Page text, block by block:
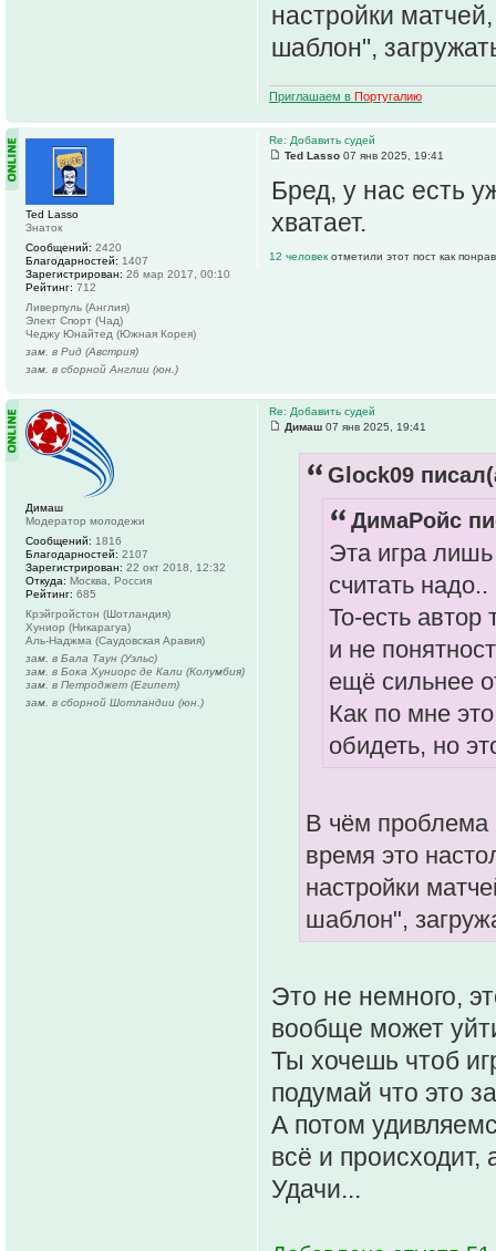
настройки
шаблон",
Приглашаем в Португалию
Re: Добавить судей
Ted Lasso 07 янв 2025, 19:41
Бред, у нас есть
хватает.
12 человек отметили этот пост как
Ted Lasso
Знаток
Сообщений: 2420
Благодарностей: 1407
Зарегистрирован: 26 мар 2017, 00:10
Рейтинг: 712
Ливерпуль (Англия)
Элект Спорт (Чад)
Чеджу Юнайтед (Южная Корея)
зам. в Рид (Австрия)
зам. в сборной Англии (юн.)
Re: Добавить судей
Димаш 07 янв 2025, 19:41
Glock09
ДимаРойс
Эта игра
считать надо..
То-есть
и не
ещё сильнее
Как по мне
обидеть, но
В чём проблема
время это
настройки
шаблон",
Это не немного,
вообще может
Ты хочешь чтоб
подумай что это
А потом
всё и происходит,
Удачи...
Димаш
Модератор молодежи
Сообщений: 1816
Благодарностей: 2107
Зарегистрирован: 22 окт 2018, 12:32
Откуда: Москва, Россия
Рейтинг: 685
Крэйгройстон (Шотландия)
Хуниор (Никарагуа)
Аль-Наджма (Саудовская Аравия)
зам. в Бала Таун (Уэльс)
зам. в Бока Хуниорс де Кали (Колумбия)
зам. в Петроджет (Египет)
зам. в сборной Шотландии (юн.)